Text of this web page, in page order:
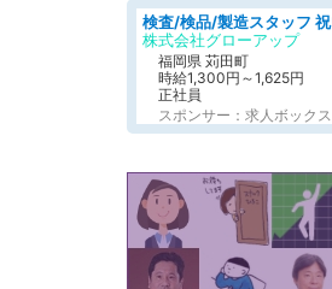
株式会社グローアップ
福岡県 苅田町
時給1,300円～1,625円
正社員
スポンサー：求人ボックス